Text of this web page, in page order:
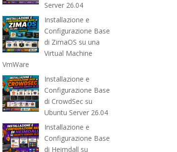
Server 26.04
Installazione e
Configurazione Base
di ZimaOS su una
Virtual Machine
VmWare
Installazione e
Configurazione Base
di CrowdSec su
Ubuntu Server 26.04
Installazione e
Configurazione Base
di Heimdall su